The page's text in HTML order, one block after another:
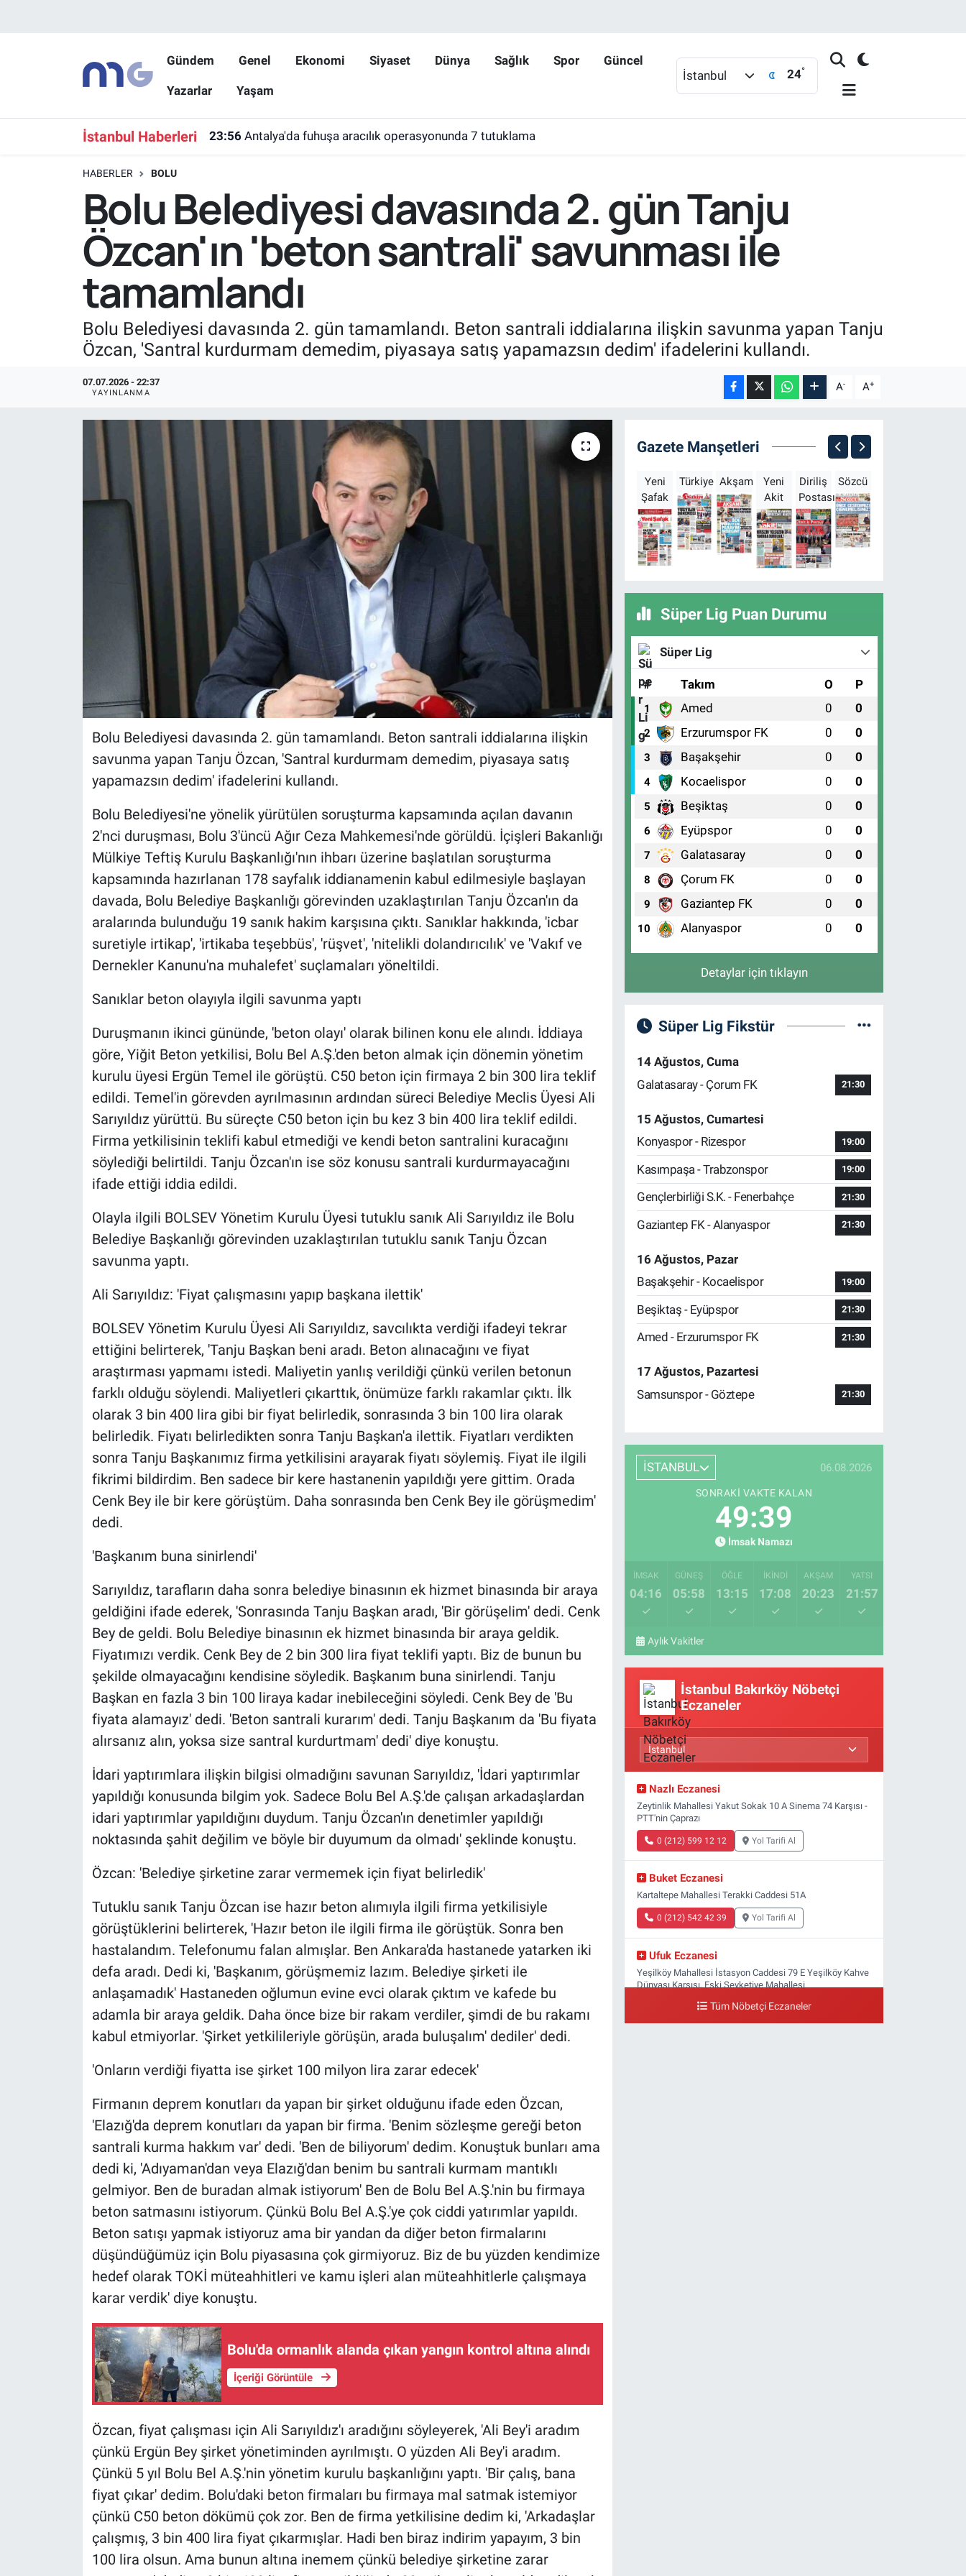
Gündem Genel Ekonomi Siyaset Dünya Sağlık Spor Güncel
Yazarlar Yaşam
İstanbul 24°
İstanbul Haberleri 23:56 Antalya'da fuhuşa aracılık operasyonunda 7 tutuklama
HABERLER BOLU
Bolu Belediyesi davasında 2. gün Tanju
Özcan'ın 'beton santrali' savunması ile
tamamlandı
Bolu Belediyesi davasında 2. gün tamamlandı. Beton santrali iddialarına ilişkin savunma yapan Tanju
Özcan, 'Santral kurdurmam demedim, piyasaya satış yapamazsın dedim' ifadelerini kullandı.
07.07.2026 - 22:37
YAYINLANMA A- A+
Bolu Belediyesi davasında 2. gün tamamlandı. Beton santrali iddialarına ilişkin
savunma yapan Tanju Özcan, 'Santral kurdurmam demedim, piyasaya satış
yapamazsın dedim' ifadelerini kullandı.
Bolu Belediyesi'ne yönelik yürütülen soruşturma kapsamında açılan davanın
2'nci duruşması, Bolu 3'üncü Ağır Ceza Mahkemesi'nde görüldü. İçişleri Bakanlığı
Mülkiye Teftiş Kurulu Başkanlığı'nın ihbarı üzerine başlatılan soruşturma
kapsamında hazırlanan 178 sayfalık iddianamenin kabul edilmesiyle başlayan
davada, Bolu Belediye Başkanlığı görevinden uzaklaştırılan Tanju Özcan'ın da
aralarında bulunduğu 19 sanık hakim karşısına çıktı. Sanıklar hakkında, 'icbar
suretiyle irtikap', 'irtikaba teşebbüs', 'rüşvet', 'nitelikli dolandırıcılık' ve 'Vakıf ve
Dernekler Kanunu'na muhalefet' suçlamaları yöneltildi.
Sanıklar beton olayıyla ilgili savunma yaptı
Duruşmanın ikinci gününde, 'beton olayı' olarak bilinen konu ele alındı. İddiaya
göre, Yiğit Beton yetkilisi, Bolu Bel A.Ş.'den beton almak için dönemin yönetim
kurulu üyesi Ergün Temel ile görüştü. C50 beton için firmaya 2 bin 300 lira teklif
edildi. Temel'in görevden ayrılmasının ardından süreci Belediye Meclis Üyesi Ali
Sarıyıldız yürüttü. Bu süreçte C50 beton için bu kez 3 bin 400 lira teklif edildi.
Firma yetkilisinin teklifi kabul etmediği ve kendi beton santralini kuracağını
söylediği belirtildi. Tanju Özcan'ın ise söz konusu santrali kurdurmayacağını
ifade ettiği iddia edildi.
Olayla ilgili BOLSEV Yönetim Kurulu Üyesi tutuklu sanık Ali Sarıyıldız ile Bolu
Belediye Başkanlığı görevinden uzaklaştırılan tutuklu sanık Tanju Özcan
savunma yaptı.
Ali Sarıyıldız: 'Fiyat çalışmasını yapıp başkana ilettik'
BOLSEV Yönetim Kurulu Üyesi Ali Sarıyıldız, savcılıkta verdiği ifadeyi tekrar
ettiğini belirterek, 'Tanju Başkan beni aradı. Beton alınacağını ve fiyat
araştırması yapmamı istedi. Maliyetin yanlış verildiği çünkü verilen betonun
farklı olduğu söylendi. Maliyetleri çıkarttık, önümüze farklı rakamlar çıktı. İlk
olarak 3 bin 400 lira gibi bir fiyat belirledik, sonrasında 3 bin 100 lira olarak
belirledik. Fiyatı belirledikten sonra Tanju Başkan'a ilettik. Fiyatları verdikten
sonra Tanju Başkanımız firma yetkilisini arayarak fiyatı söylemiş. Fiyat ile ilgili
fikrimi bildirdim. Ben sadece bir kere hastanenin yapıldığı yere gittim. Orada
Cenk Bey ile bir kere görüştüm. Daha sonrasında ben Cenk Bey ile görüşmedim'
dedi.
'Başkanım buna sinirlendi'
Sarıyıldız, tarafların daha sonra belediye binasının ek hizmet binasında bir araya
geldiğini ifade ederek, 'Sonrasında Tanju Başkan aradı, 'Bir görüşelim' dedi. Cenk
Bey de geldi. Bolu Belediye binasının ek hizmet binasında bir araya geldik.
Fiyatımızı verdik. Cenk Bey de 2 bin 300 lira fiyat teklifi yaptı. Biz de bunun bu
şekilde olmayacağını kendisine söyledik. Başkanım buna sinirlendi. Tanju
Başkan en fazla 3 bin 100 liraya kadar inebileceğini söyledi. Cenk Bey de 'Bu
fiyata alamayız' dedi. 'Beton santrali kurarım' dedi. Tanju Başkanım da 'Bu fiyata
alırsanız alın, yoksa size santral kurdurtmam' dedi' diye konuştu.
İdari yaptırımlara ilişkin bilgisi olmadığını savunan Sarıyıldız, 'İdari yaptırımlar
yapıldığı konusunda bilgim yok. Sadece Bolu Bel A.Ş.'de çalışan arkadaşlardan
idari yaptırımlar yapıldığını duydum. Tanju Özcan'ın denetimler yapıldığı
noktasında şahit değilim ve böyle bir duyumum da olmadı' şeklinde konuştu.
Özcan: 'Belediye şirketine zarar vermemek için fiyat belirledik'
Tutuklu sanık Tanju Özcan ise hazır beton alımıyla ilgili firma yetkilisiyle
görüştüklerini belirterek, 'Hazır beton ile ilgili firma ile görüştük. Sonra ben
hastalandım. Telefonumu falan almışlar. Ben Ankara'da hastanede yatarken iki
defa aradı. Dedi ki, 'Başkanım, görüşmemiz lazım. Belediye şirketi ile
anlaşamadık' Hastaneden oğlumun evine evci olarak çıktım ve kafede bu
adamla bir araya geldik. Daha önce bize bir rakam verdiler, şimdi de bu rakamı
kabul etmiyorlar. 'Şirket yetkilileriyle görüşün, arada buluşalım' dediler' dedi.
'Onların verdiği fiyatta ise şirket 100 milyon lira zarar edecek'
Firmanın deprem konutları da yapan bir şirket olduğunu ifade eden Özcan,
'Elazığ'da deprem konutları da yapan bir firma. 'Benim sözleşme gereği beton
santrali kurma hakkım var' dedi. 'Ben de biliyorum' dedim. Konuştuk bunları ama
dedi ki, 'Adıyaman'dan veya Elazığ'dan benim bu santrali kurmam mantıklı
gelmiyor. Ben de buradan almak istiyorum' Ben de Bolu Bel A.Ş.'nin bu firmaya
beton satmasını istiyorum. Çünkü Bolu Bel A.Ş.'ye çok ciddi yatırımlar yapıldı.
Beton satışı yapmak istiyoruz ama bir yandan da diğer beton firmalarını
düşündüğümüz için Bolu piyasasına çok girmiyoruz. Biz de bu yüzden kendimize
hedef olarak TOKİ müteahhitleri ve kamu işleri alan müteahhitlerle çalışmaya
karar verdik' diye konuştu.
Bolu'da ormanlık alanda çıkan yangın kontrol altına alındı
İçeriği Görüntüle
Özcan, fiyat çalışması için Ali Sarıyıldız'ı aradığını söyleyerek, 'Ali Bey'i aradım
çünkü Ergün Bey şirket yönetiminden ayrılmıştı. O yüzden Ali Bey'i aradım.
Çünkü 5 yıl Bolu Bel A.Ş.'nin yönetim kurulu başkanlığını yaptı. 'Bir çalış, bana
fiyat çıkar' dedim. Bolu'daki beton firmaları bu firmaya mal satmak istemiyor
çünkü C50 beton dökümü çok zor. Ben de firma yetkilisine dedim ki, 'Arkadaşlar
çalışmış, 3 bin 400 lira fiyat çıkarmışlar. Hadi ben biraz indirim yapayım, 3 bin
100 lira olsun. Ama bunun altına inemem çünkü belediye şirketine zarar
Gazete Manşetleri
Yeni
Şafak
Türkiye Akşam
Yeni
Akit
Diriliş
Postası
Sözcü
Süper Lig Puan Durumu
Süper Lig
# Takım O P
1 Amed 0 0
2 Erzurumspor FK 0 0
3 Başakşehir 0 0
4 Kocaelispor 0 0
5 Beşiktaş 0 0
6 Eyüpspor 0 0
7 Galatasaray 0 0
8 Çorum FK 0 0
9 Gaziantep FK 0 0
10 Alanyaspor 0 0
Detaylar için tıklayın
Süper Lig Fikstür
14 Ağustos, Cuma
Galatasaray - Çorum FK
21:30
15 Ağustos, Cumartesi
Konyaspor - Rizespor
19:00
Kasımpaşa - Trabzonspor 19:00
Gençlerbirliği S.K. - Fenerbahçe 21:30
Gaziantep FK - Alanyaspor 21:30
16 Ağustos, Pazar
Başakşehir - Kocaelispor
19:00
Beşiktaş - Eyüpspor 21:30
Amed - Erzurumspor FK 21:30
17 Ağustos, Pazartesi
Samsunspor - Göztepe
21:30
İSTANBUL 06.08.2026
SONRAKI VAKTE KALAN
49:38
İmsak Namazı
İMSAK
04:16
GÜNEŞ
05:58
ÖĞLE
13:15
İKINDI
17:08
AKŞAM
20:23
YATSI
21:57
Aylık Vakitler
İstanbul Bakırköy Nöbetçi
Eczaneler
Nazlı Eczanesi
Zeytinlik Mahallesi Yakut Sokak 10 A Sinema 74 Karşısı -
PTT'nin Çaprazı
0 (212) 599 12 12 Yol Tarifi Al
Buket Eczanesi
Kartaltepe Mahallesi Terakki Caddesi 51A
0 (212) 542 42 39 Yol Tarifi Al
Ufuk Eczanesi
Yeşilköy Mahallesi İstasyon Caddesi 79 E Yeşilköy Kahve
Dünyası Karşısı, Eski Şevketiye Mahallesi
0 (212) 663 03 25 Yol Tarifi Al
Tüm Nöbetçi Eczaneler
Hava Durumu
İstanbul Namaz Vakitleri
Süper Lig Puan Durumu ve Fikstür
Tüm Manşetler
Haber Arşivi